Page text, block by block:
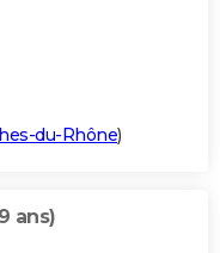
du-Rhône)
ans)